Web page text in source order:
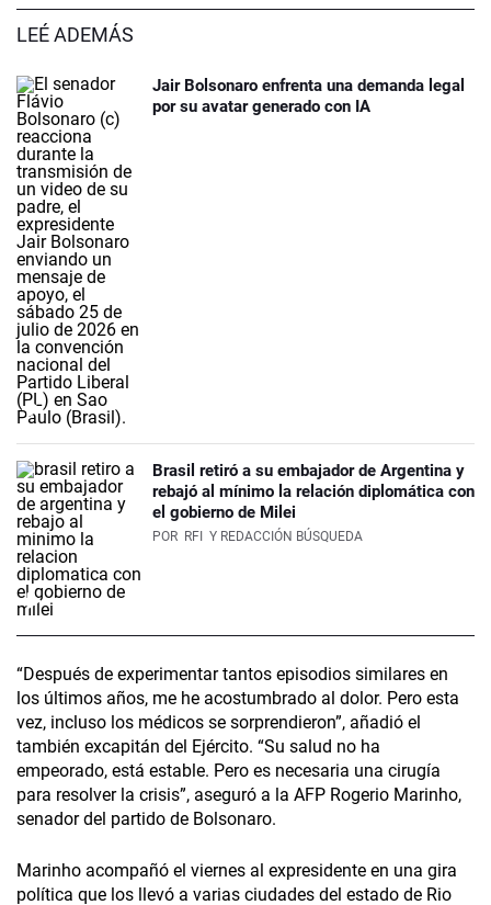
LEÉ ADEMÁS
Jair Bolsonaro enfrenta una demanda legal
por su avatar generado con IA
Brasil retiró a su embajador de Argentina y
rebajó al mínimo la relación diplomática con
el gobierno de Milei
POR RFI Y REDACCIÓN BÚSQUEDA
“Después de experimentar tantos episodios similares en
los últimos años, me he acostumbrado al dolor. Pero esta
vez, incluso los médicos se sorprendieron”, añadió el
también excapitán del Ejército. “Su salud no ha
empeorado, está estable. Pero es necesaria una cirugía
para resolver la crisis”, aseguró a la AFP Rogerio Marinho,
senador del partido de Bolsonaro.
Marinho acompañó el viernes al expresidente en una gira
política que los llevó a varias ciudades del estado de Rio